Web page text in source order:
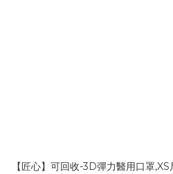
【匠心】可回收-3D彈力醫用口罩